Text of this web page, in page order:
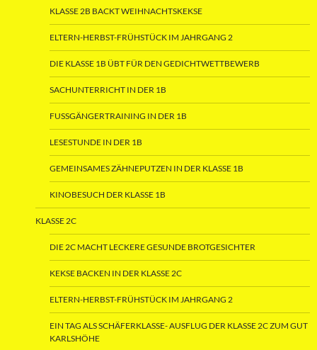
KLASSE 2B BACKT WEIHNACHTSKEKSE
ELTERN-HERBST-FRÜHSTÜCK IM JAHRGANG 2
DIE KLASSE 1B ÜBT FÜR DEN GEDICHTWETTBEWERB
SACHUNTERRICHT IN DER 1B
FUSSGÄNGERTRAINING IN DER 1B
LESESTUNDE IN DER 1B
GEMEINSAMES ZÄHNEPUTZEN IN DER KLASSE 1B
KINOBESUCH DER KLASSE 1B
KLASSE 2C
DIE 2C MACHT LECKERE GESUNDE BROTGESICHTER
KEKSE BACKEN IN DER KLASSE 2C
ELTERN-HERBST-FRÜHSTÜCK IM JAHRGANG 2
EIN TAG ALS SCHÄFERKLASSE- AUSFLUG DER KLASSE 2C ZUM GUT
KARLSHÖHE